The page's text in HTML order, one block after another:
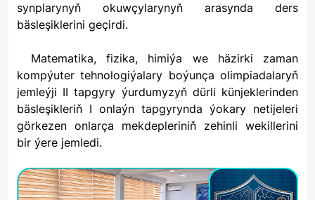
synplarynyň okuwçylarynyň arasynda ders
bäsleşiklerini geçirdi.
Matematika, fizika, himiýa we häzirki zaman
kompýuter tehnologiýalary boýunça olimpiadalaryň
jemleýji II tapgyry ýurdumyzyň dürli künjeklerinden
bäsleşikleriň I onlaýn tapgyrynda ýokary netijeleri
görkezen onlarça mekdepleriniň zehinli wekillerini
bir ýere jemledi.